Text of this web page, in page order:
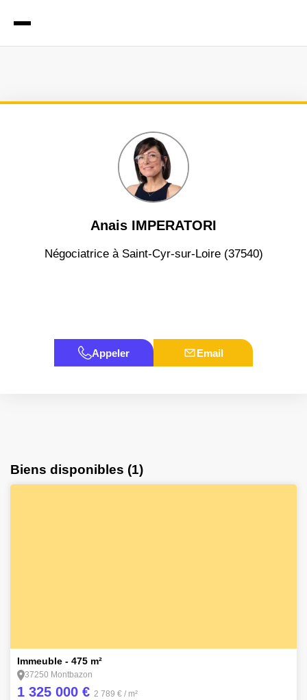
Anais IMPERATORI
négociatrice à Saint-Cyr-sur-Loire (37540)
Appeler Email
Biens disponibles (1)
Immeuble - 475 m²
37250 Montbazon
1 325 000 € 2 789 € / m²